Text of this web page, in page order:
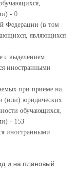
- 0
Федерации (в том
являющихся
с выделением
иностранными
при приеме на
(или) юридических
обучающихся,
- 153
иностранными
и на плановый